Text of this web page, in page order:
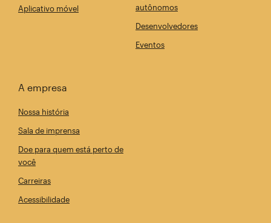
Aplicativo móvel
autônomos
Desenvolvedores
Eventos
A empresa
Nossa história
Sala de imprensa
Doe para quem está perto de
você
Carreiras
Acessibilidade